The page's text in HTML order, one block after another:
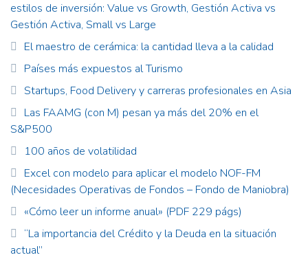
estilos de inversión: Value vs Growth, Gestión Activa vs
Gestión Activa, Small vs Large
El maestro de cerámica: la cantidad lleva a la calidad
Países más expuestos al Turismo
Startups, Food Delivery y carreras profesionales en Asia
Las FAAMG (con M) pesan ya más del 20% en el
S&P500
100 años de volatilidad
Excel con modelo para aplicar el modelo NOF-FM
(Necesidades Operativas de Fondos – Fondo de Maniobra)
«Cómo leer un informe anual» (PDF 229 págs)
“La importancia del Crédito y la Deuda en la situación
actual”